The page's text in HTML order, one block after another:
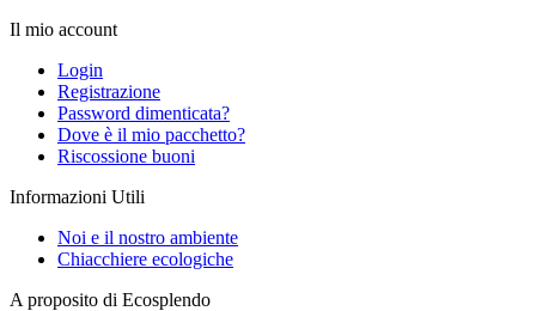
Il mio account
Login
Registrazione
Password dimenticata?
Dove è il mio pacchetto?
Riscossione buoni
Informazioni Utili
Noi e il nostro ambiente
Chiacchiere ecologiche
A proposito di Ecosplendo